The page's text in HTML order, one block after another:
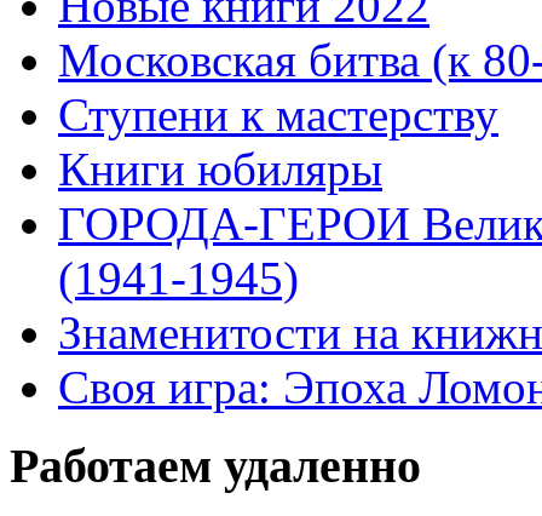
Московская битва (к
Ступени к мастерству
Книги юбиляры
ГОРОДА-ГЕРОИ
(1941-1945)
Знаменитости на
Своя игра: Эпоха
Работаем удаленно